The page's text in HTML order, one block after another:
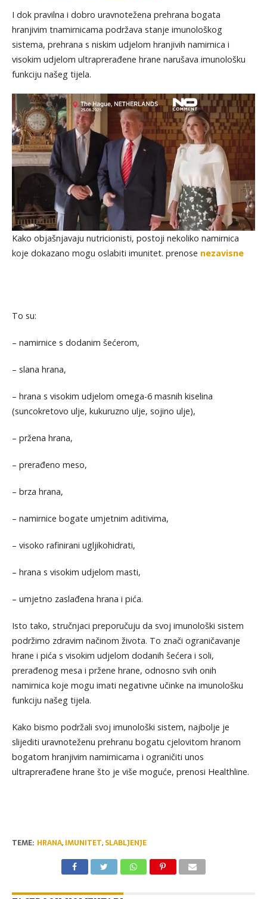
I dok pravilna i dobro uravnotežena prehrana bogata
hranjivim tnamirnicama podržava stanje imunološkog
sistema, prehrana s niskim udjelom hranjivih namirnica i
visokim udjelom ultraprerađene hrane narušava imunološku
funkciju našeg tijela.
Kako objašnjavaju nutricionisti, postoji nekoliko namirnica
koje dokazano mogu oslabiti imunitet. prenose nezavisne
To su:
– namirnice s dodanim šećerom,
– slana hrana,
– hrana s visokim udjelom omega-6 masnih kiselina
(suncokretovo ulje, kukuruzno ulje, sojino ulje),
– pržena hrana,
– prerađeno meso,
– brza hrana,
– namirnice bogate umjetnim aditivima,
– visoko rafinirani ugljikohidrati,
– hrana s visokim udjelom masti,
– umjetno zaslađena hrana i pića.
Isto tako, stručnjaci preporučuju da svoj imunološki sistem
podržimo zdravim načinom života. To znači ograničavanje
hrane i pića s visokim udjelom dodanih šećera i soli,
prerađenog mesa i pržene hrane, odnosno svih onih
namirnica koje mogu imati negativne učinke na imunološku
funkciju našeg tijela.
Kako bismo podržali svoj imunološki sistem, najbolje je
slijediti uravnoteženu prehranu bogatu cjelovitom hranom
bogatom hranjivim namirnicama i ograničiti unos
ultraprerađene hrane što je više moguće, prenosi Healthline.
TEME: HRANA, IMUNITET, SLABLJENJE